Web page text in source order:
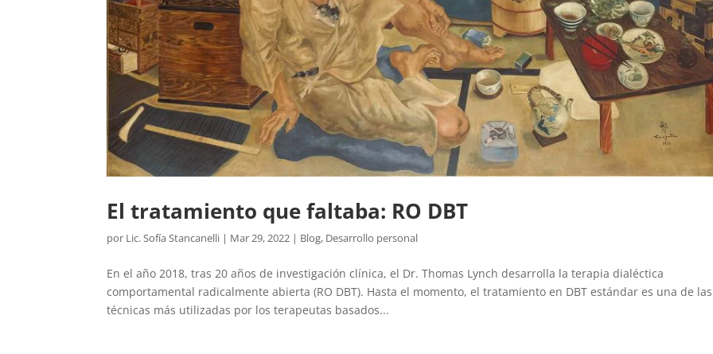
El tratamiento que faltaba: RO DBT
por Lic. Sofía Stancanelli | Mar 29, 2022 | Blog, Desarrollo personal
En el año 2018, tras 20 años de investigación clínica, el Dr. Thomas Lynch desarrolla la terapia dialéctica
comportamental radicalmente abierta (RO DBT). Hasta el momento, el tratamiento en DBT estándar es una de las
técnicas más utilizadas por los terapeutas basados...